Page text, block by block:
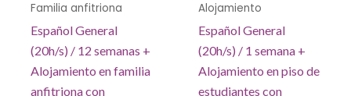
Familia anfitriona
Español General
(20h/s) / 12 semanas +
Alojamiento en familia
anfitriona con
Alojamiento
Español General
(20h/s) / 1 semana +
Alojamiento en piso de
estudiantes con